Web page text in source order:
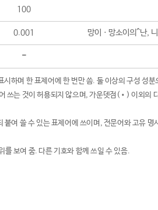
100
0.001 망이ㆍ망소이의^난,
-
하며 한 표제어에 한 번만 씀. 둘 이상의 구성 성분
쓰는 것이 허용되지 않으며, 가운뎃점(•) 이외의
여 쓸 수 있는 표제어에 쓰이며, 전문어와 고유 명
보여 줌. 다른 기호와 함께 쓰일 수 있음.